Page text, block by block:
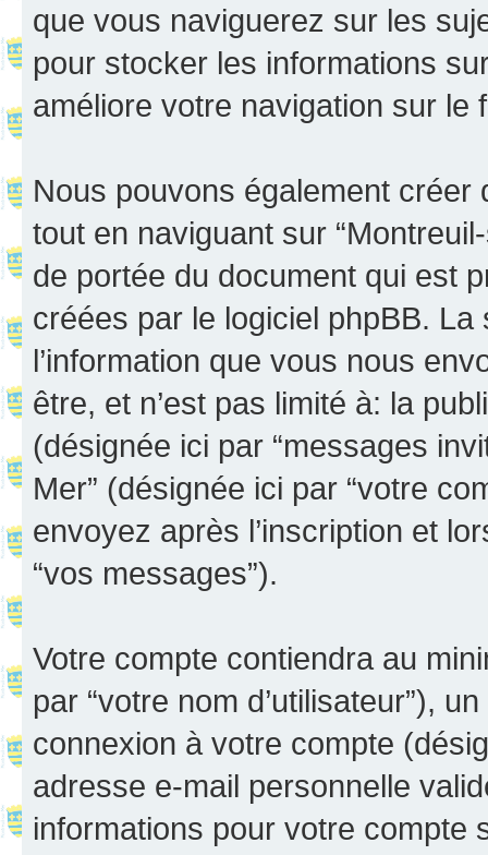
que vous naviguerez sur les
pour stocker les informations
améliore votre navigation sur le
Nous pouvons également
tout en naviguant sur
de portée du document qui est
créées par le logiciel phpBB.
l’information que vous nous
être, et n’est pas limité à: la
(désignée ici par “messages
Mer” (désignée ici par “votre
envoyez après l’inscription et
“vos messages”).
Votre compte contiendra au
par “votre nom d’utilisateur”),
connexion à votre compte
adresse e-mail personnelle
informations pour votre compte